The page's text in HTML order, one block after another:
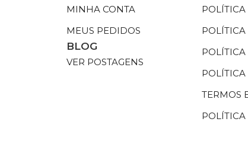
MINHA CONTA
MEUS PEDIDOS
BLOG
VER POSTAGENS
POLÍTICA
TERMOS